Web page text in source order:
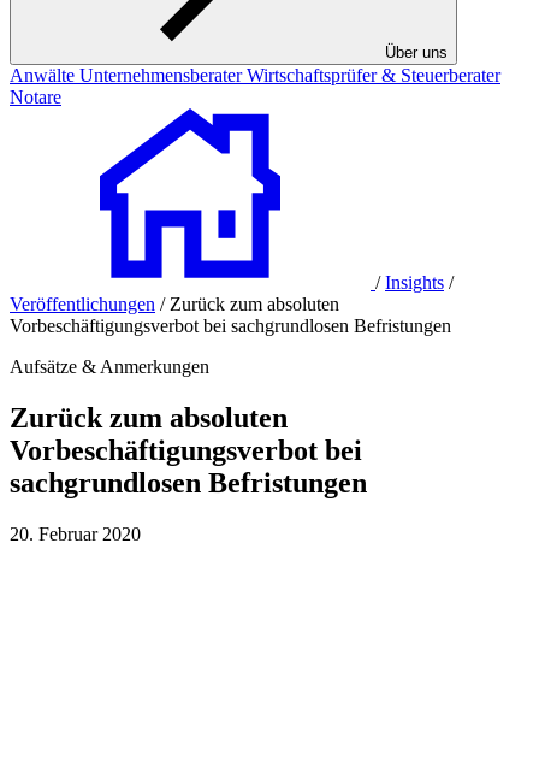
Über uns
Anwälte UnternehmensberaterWirtschaftsprüfer & Steuerberater
Notare
/ Insights /
Veröffentlichungen / Zurück zum absoluten
Vorbeschäftigungsverbot bei sachgrundlosen Befristungen
Aufsätze & Anmerkungen
Zurück zum absoluten
Vorbeschäftigungsverbot bei
sachgrundlosen Befristungen
20. Februar 2020